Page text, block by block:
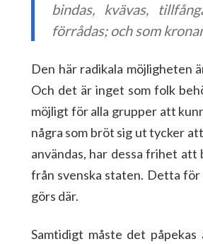
bindas, kvävas,
förrådas; och som
Den här radikala möjligheten
Och det är inget som folk
möjligt för alla grupper att
några som bröt sig ut tycker
användas, har dessa frihet
från svenska staten. Detta
görs där.
Samtidigt måste det